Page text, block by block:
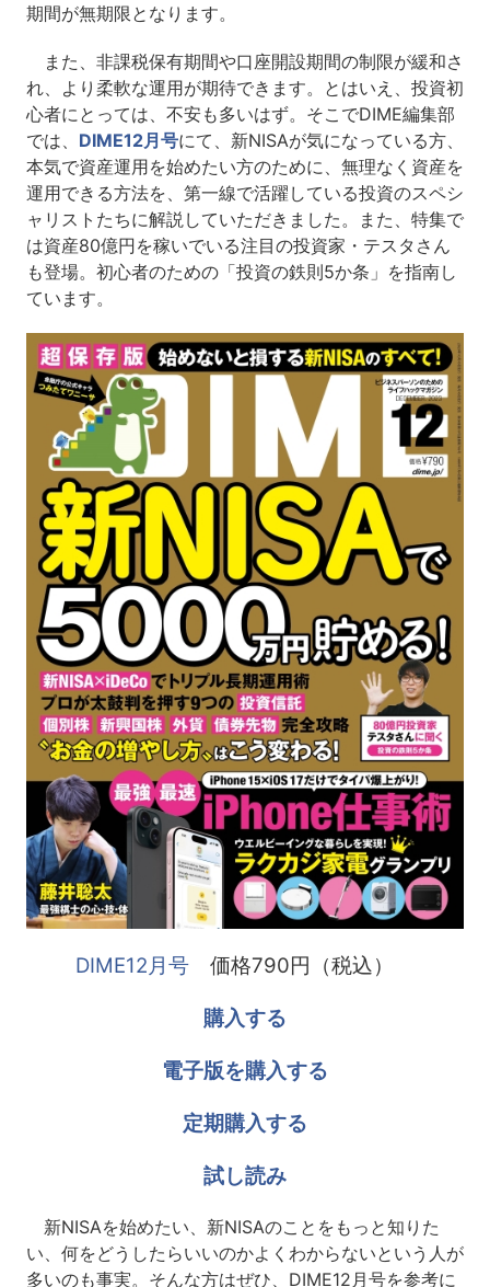
期間が無期限となります。
また、非課税保有期間や口座開設期間の制限が緩和さ
れ、より柔軟な運用が期待できます。とはいえ、投資初
心者にとっては、不安も多いはず。そこでDIME編集部
では、 DIME12月号にて、新NISAが気になっている方、
本気で資産運用を始めたい方のために、無理なく資産を
運用できる方法を、第一線で活躍している投資のスペシ
ャリストたちに解説していただきました。また、特集で
は資産80億円を稼いでいる注目の投資家・テスタさん
も登場。初心者のための「投資の鉄則5か条」を指南し
ています。
DIME12月号 価格790円（税込）
購入する
電子版を購入する
定期購入する
試し読み
新NISAを始めたい、新NISAのことをもっと知りた
い、何をどうしたらいいのかよくわからないという人が
多いのも事実。そんな方はぜひ、DIME12月号を参考に